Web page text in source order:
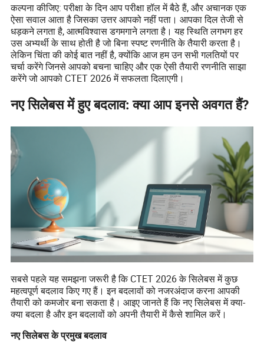
कल्पना कीजिए: परीक्षा के दिन आप परीक्षा हॉल में बैठे हैं, और अचानक एक
ऐसा सवाल आता है जिसका उत्तर आपको नहीं पता। आपका दिल तेजी से
धड़कने लगता है, आत्मविश्वास डगमगाने लगता है। यह स्थिति लगभग हर
उस अभ्यर्थी के साथ होती है जो बिना स्पष्ट रणनीति के तैयारी करता है।
लेकिन चिंता की कोई बात नहीं है, क्योंकि आज हम उन सभी गलतियों पर
चर्चा करेंगे जिनसे आपको बचना चाहिए और एक ऐसी तैयारी रणनीति साझा
करेंगे जो आपको CTET 2026 में सफलता दिलाएगी।
नए सिलेबस में हुए बदलाव: क्या आप इनसे अवगत हैं?
सबसे पहले यह समझना जरूरी है कि CTET 2026 के सिलेबस में कुछ
महत्वपूर्ण बदलाव किए गए हैं। इन बदलावों को नजरअंदाज करना आपकी
तैयारी को कमजोर बना सकता है। आइए जानते हैं कि नए सिलेबस में क्या-
क्या बदला है और इन बदलावों को अपनी तैयारी में कैसे शामिल करें।
नए सिलेबस के प्रमुख बदलाव